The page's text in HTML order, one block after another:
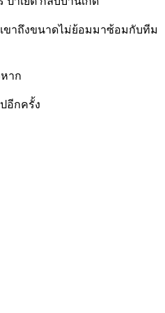
ขาถึงขนาดไม่ย้อมมาซ้อมกับทีม
าก
อีกครั้ง